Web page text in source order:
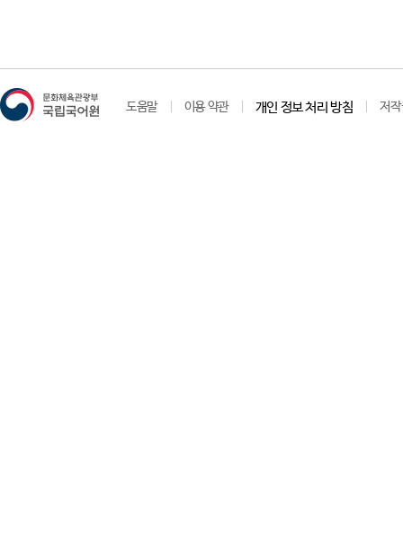
도움말 이용 약관 개인 정보 처리 방침 저